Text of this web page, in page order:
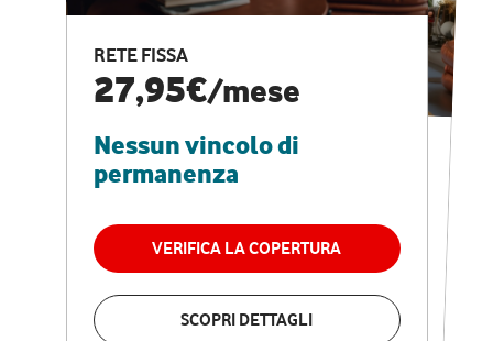
RETE FISSA
27,95€/mese
Nessun vincolo di
permanenza
VERIFICA LA COPERTURA
SCOPRI DETTAGLI
CASA PRO
Internet veloce e
vantaggi speciali
RETE FISSA + VODAFONE CLUB
29,95€
permanenza
VERIFICA LA COPERTURA